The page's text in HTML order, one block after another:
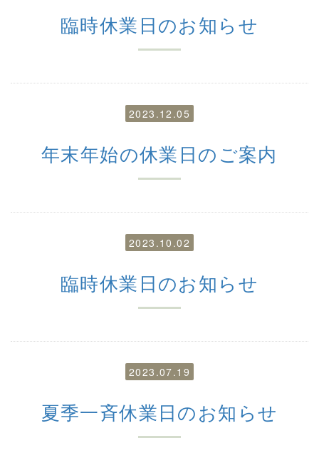
臨時休業日のお知らせ
2023.12.05
年末年始の休業日のご案内
2023.10.02
臨時休業日のお知らせ
2023.07.19
夏季一斉休業日のお知らせ